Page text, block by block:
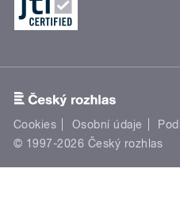
Cookies Osobní údaje
© 1997-2026 Český rozhlas